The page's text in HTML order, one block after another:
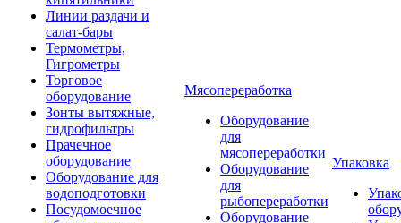
Линии раздачи и
салат-бары
Термометры,
Гигрометры
Торговое
оборудование
Зонты вытяжные,
гидрофильтры
Прачечное
оборудование
Оборудование для
водоподготовки
Посудомоечное
Мясопереработка
Оборудование
для
мясопереработки
Оборудование
для
рыбопереработки
Оборудование
Упаковка